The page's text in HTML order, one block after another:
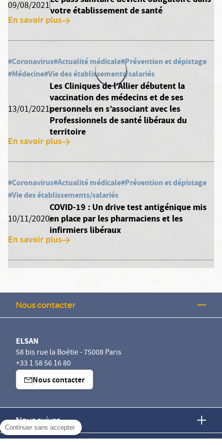
Continuer sans accepter
09/08/2021votre établissement de santé
En savoir plus
#Coronavirus#Actualité médicale#Prévention et dépistage
#Médecine#Vie des établissements/salariés
13/01/2021
Les Cliniques de l’Allier débutent la
vaccination des médecins et de ses
personnels en s’associant avec les
Professionnels de santé libéraux du
territoire
En savoir plus
#Coronavirus#Actualité médicale#Prévention et dépistage
#Vie des établissements/salariés
10/11/2020
COVID-19 : Un drive test antigénique mis
en place par les pharmaciens et les
infirmiers libéraux
En savoir plus
Nous contacter
ELSAN
58 bis rue la Boétie - 75008 Paris
+33 1 58 56 16 80
Nous contacter
Nous suivre